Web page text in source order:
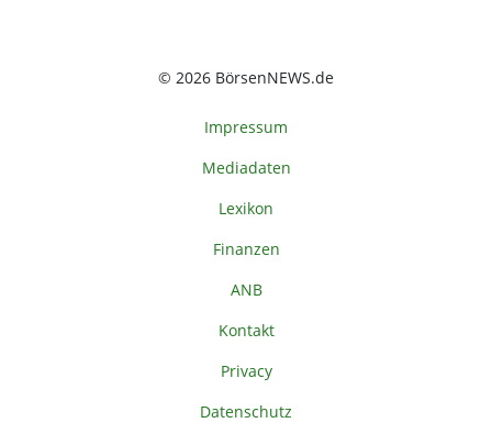
© 2026 BörsenNEWS.de
Impressum
Mediadaten
Lexikon
Finanzen
ANB
Kontakt
Privacy
Datenschutz